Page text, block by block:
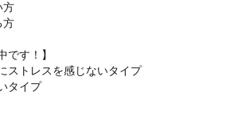
方
方
です！】
ストレスを感じないタイプ
タイプ